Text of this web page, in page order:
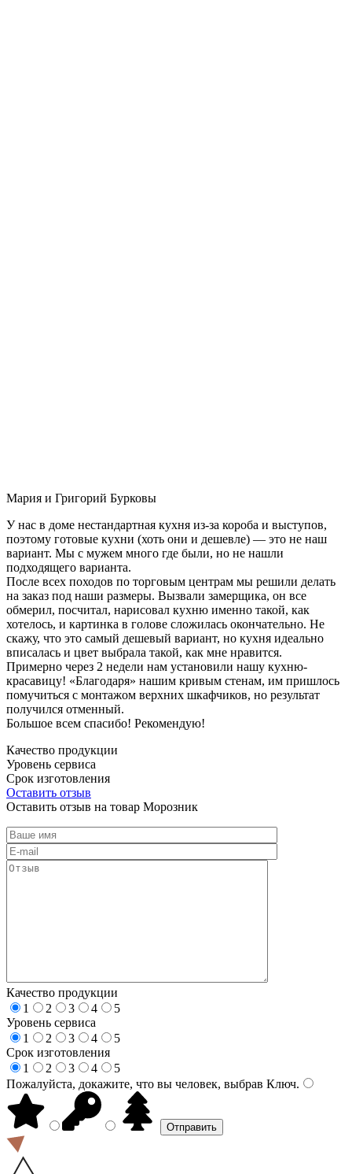
Мария и Григорий Бурковы
У нас в доме нестандартная кухня из-за короба и выступов,
поэтому готовые кухни (хоть они и дешевле) — это не наш
вариант. Мы с мужем много где были, но не нашли
подходящего варианта.
После всех походов по торговым центрам мы решили делать
на заказ под наши размеры. Вызвали замерщика, он все
обмерил, посчитал, нарисовал кухню именно такой, как
хотелось, и картинка в голове сложилась окончательно. Не
скажу, что это самый дешевый вариант, но кухня идеально
вписалась и цвет выбрала такой, как мне нравится.
Примерно через 2 недели нам установили нашу кухню-
красавицу! «Благодаря» нашим кривым стенам, им пришлось
помучиться с монтажом верхних шкафчиков, но результат
получился отменный.
Большое всем спасибо! Рекомендую!
Качество продукции
Уровень сервиса
Срок изготовления
Оставить отзыв
Оставить отзыв на товар Морозник
Качество продукции
1
2 3 4
5
Уровень сервиса
1
2 3 4
5
Срок изготовления
1
2 3 4
5
Пожалуйста, докажите, что вы человек, выбрав Ключ.